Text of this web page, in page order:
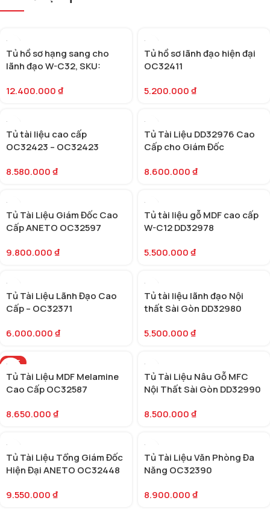
Tủ hồ sơ hạng sang cho
lãnh đạo W-C32, SKU:
12.400.000₫
Tủ hồ sơ lãnh đạo hiện đại
OC32411
5.200.000₫
Tủ tài liệu cao cấp
OC32423 – OC32423
8.580.000₫
Tủ Tài Liệu DD32976 Cao
Cấp cho Giám Đốc
8.600.000₫
Tủ Tài Liệu Giám Đốc Cao
Cấp ANETO OC32597
9.800.000₫
Tủ tài liệu gỗ MDF cao cấp
W-C12 DD32978
5.500.000₫
Tủ Tài Liệu Lãnh Đạo Cao
Cấp – OC32371
6.000.000₫
Tủ tài liệu lãnh đạo Nội
thất Sài Gòn DD32980
5.500.000₫
HOT
Tủ Tài Liệu MDF Melamine
Cao Cấp OC32587
8.650.000₫
Tủ Tài Liệu Nâu Gỗ MFC
Nội Thất Sài Gòn DD32990
8.500.000₫
Tủ Tài Liệu Tổng Giám Đốc
Hiện Đại ANETO OC32448
9.550.000₫
Tủ Tài Liệu Văn Phòng Đa
Năng OC32390
8.900.000₫